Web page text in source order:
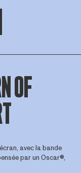
OF
avec la bande
par un Oscar®,